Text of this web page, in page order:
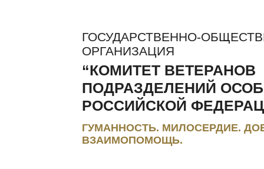
ГОСУДАРСТВЕННО-
ОРГАНИЗАЦИЯ
“КОМИТЕТ ВЕТЕРАНОВ
ПОДРАЗДЕЛЕНИЙ
РОССИЙСКОЙ
ГУМАННОСТЬ. МИЛОСЕРДИЕ.
ВЗАИМОПОМОЩЬ.